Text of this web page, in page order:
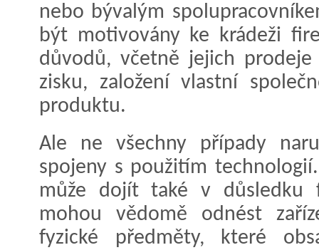
nebo bývalým
být motivovány ke krádeži
důvodů, včetně jejich
zisku, založení vlastní
produktu.
Ale ne všechny případy
spojeny s použitím
může dojít také v důsledku
mohou vědomě odnést
fyzické předměty, které